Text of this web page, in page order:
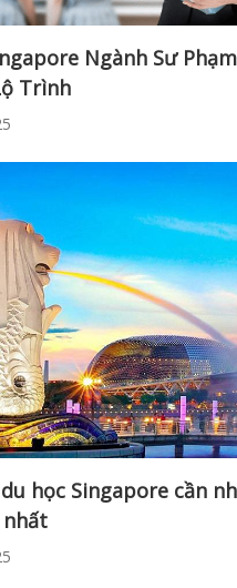
Ngành Sư
Trình
học Singapore cần